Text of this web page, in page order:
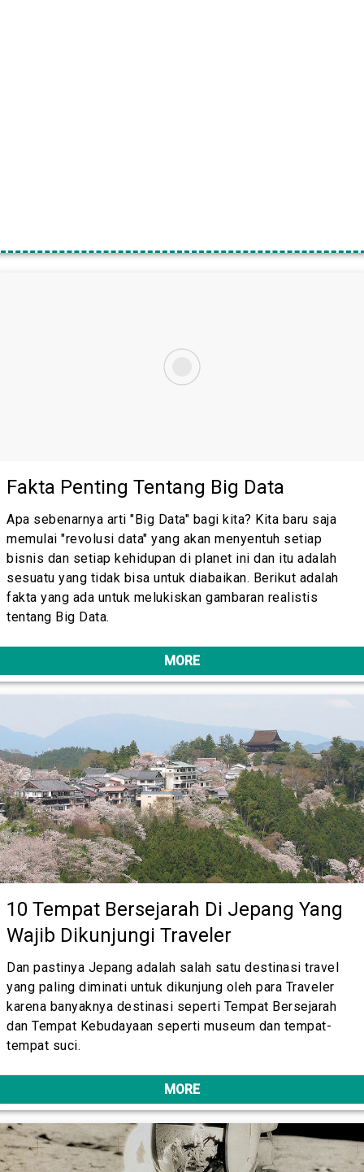
Fakta Penting Tentang Big Data
Apa sebenarnya arti "Big Data" bagi kita? Kita baru saja
memulai "revolusi data" yang akan menyentuh setiap
bisnis dan setiap kehidupan di planet ini dan itu adalah
sesuatu yang tidak bisa untuk diabaikan. Berikut adalah
fakta yang ada untuk melukiskan gambaran realistis
tentang Big Data.
MORE
10 Tempat Bersejarah Di Jepang Yang
Wajib Dikunjungi Traveler
Dan pastinya Jepang adalah salah satu destinasi travel
yang paling diminati untuk dikunjung oleh para Traveler
karena banyaknya destinasi seperti Tempat Bersejarah
dan Tempat Kebudayaan seperti museum dan tempat-
tempat suci.
MORE